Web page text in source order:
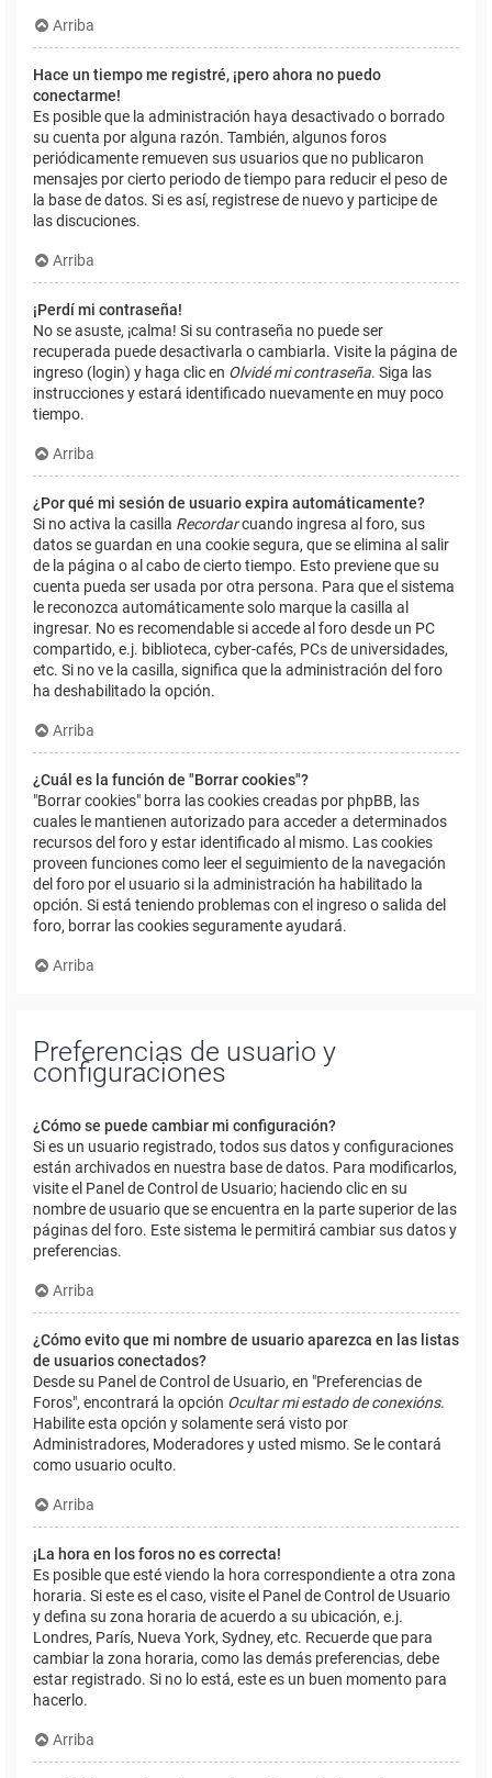
Arriba
Hace un tiempo me registré, ¡pero ahora no puedo
conectarme!
Es posible que la administración haya desactivado o borrado
su cuenta por alguna razón. También, algunos foros
periódicamente remueven sus usuarios que no publicaron
mensajes por cierto periodo de tiempo para reducir el peso de
la base de datos. Si es así, registrese de nuevo y participe de
las discuciones.
Arriba
¡Perdí mi contraseña!
No se asuste, ¡calma! Si su contraseña no puede ser
recuperada puede desactivarla o cambiarla. Visite la página de
ingreso (login) y haga clic en Olvidé mi contraseña. Siga las
instrucciones y estará identificado nuevamente en muy poco
tiempo.
Arriba
¿Por qué mi sesión de usuario expira automáticamente?
Si no activa la casilla Recordarcuando ingresa al foro, sus
datos se guardan en una cookie segura, que se elimina al salir
de la página o al cabo de cierto tiempo. Esto previene que su
cuenta pueda ser usada por otra persona. Para que el sistema
le reconozca automáticamente solo marque la casilla al
ingresar. No es recomendable si accede al foro desde un PC
compartido, e.j. biblioteca, cyber-cafés, PCs de universidades,
etc. Si no ve la casilla, significa que la administración del foro
ha deshabilitado la opción.
Arriba
¿Cuál es la función de "Borrar cookies"?
"Borrar cookies" borra las cookies creadas por phpBB, las
cuales le mantienen autorizado para acceder a determinados
recursos del foro y estar identificado al mismo. Las cookies
proveen funciones como leer el seguimiento de la navegación
del foro por el usuario si la administración ha habilitado la
opción. Si está teniendo problemas con el ingreso o salida del
foro, borrar las cookies seguramente ayudará.
Arriba
Preferencias de usuario y
configuraciones
¿Cómo se puede cambiar mi configuración?
Si es un usuario registrado, todos sus datos y configuraciones
están archivados en nuestra base de datos. Para modificarlos,
visite el Panel de Control de Usuario; haciendo clic en su
nombre de usuario que se encuentra en la parte superior de las
páginas del foro. Este sistema le permitirá cambiar sus datos y
preferencias.
Arriba
¿Cómo evito que mi nombre de usuario aparezca en las listas
de usuarios conectados?
Desde su Panel de Control de Usuario, en "Preferencias de
Foros", encontrará la opción Ocultar mi estado de conexións.
Habilite esta opción y solamente será visto por
Administradores, Moderadores y usted mismo. Se le contará
como usuario oculto.
Arriba
¡La hora en los foros no es correcta!
Es posible que esté viendo la hora correspondiente a otra zona
horaria. Si este es el caso, visite el Panel de Control de Usuario
y defina su zona horaria de acuerdo a su ubicación, e.j.
Londres, París, Nueva York, Sydney, etc. Recuerde que para
cambiar la zona horaria, como las demás preferencias, debe
estar registrado. Si no lo está, este es un buen momento para
hacerlo.
Arriba